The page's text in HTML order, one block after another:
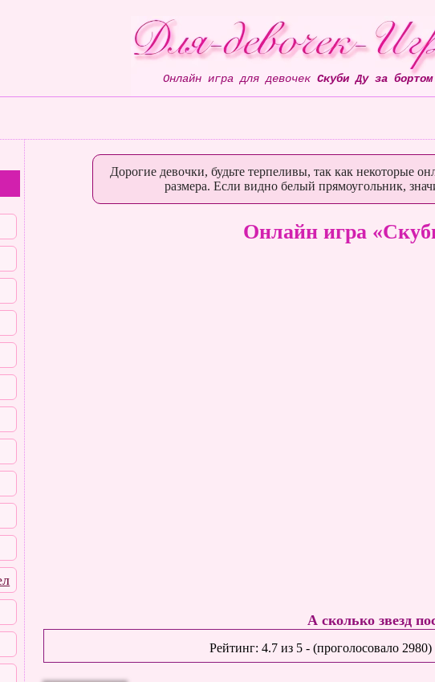
Онлайн игра для девочек Скуби Ду за бортом
Дорогие девочки, будьте терпеливы, так как некоторые
размера. Если видно белый прямоугольник,
Онлайн игра
А сколько звезд
Рейтинг:4.7 из 5 - (проголосовало 2980)